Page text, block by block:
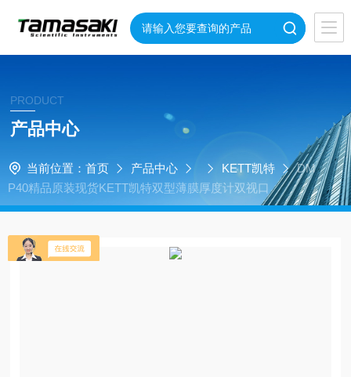
PRODUCT
产品中心
当前位置： 首页 产品中心 KETT凯特
DM
P40精品原装现货KETT凯特双型薄膜厚度计双视口